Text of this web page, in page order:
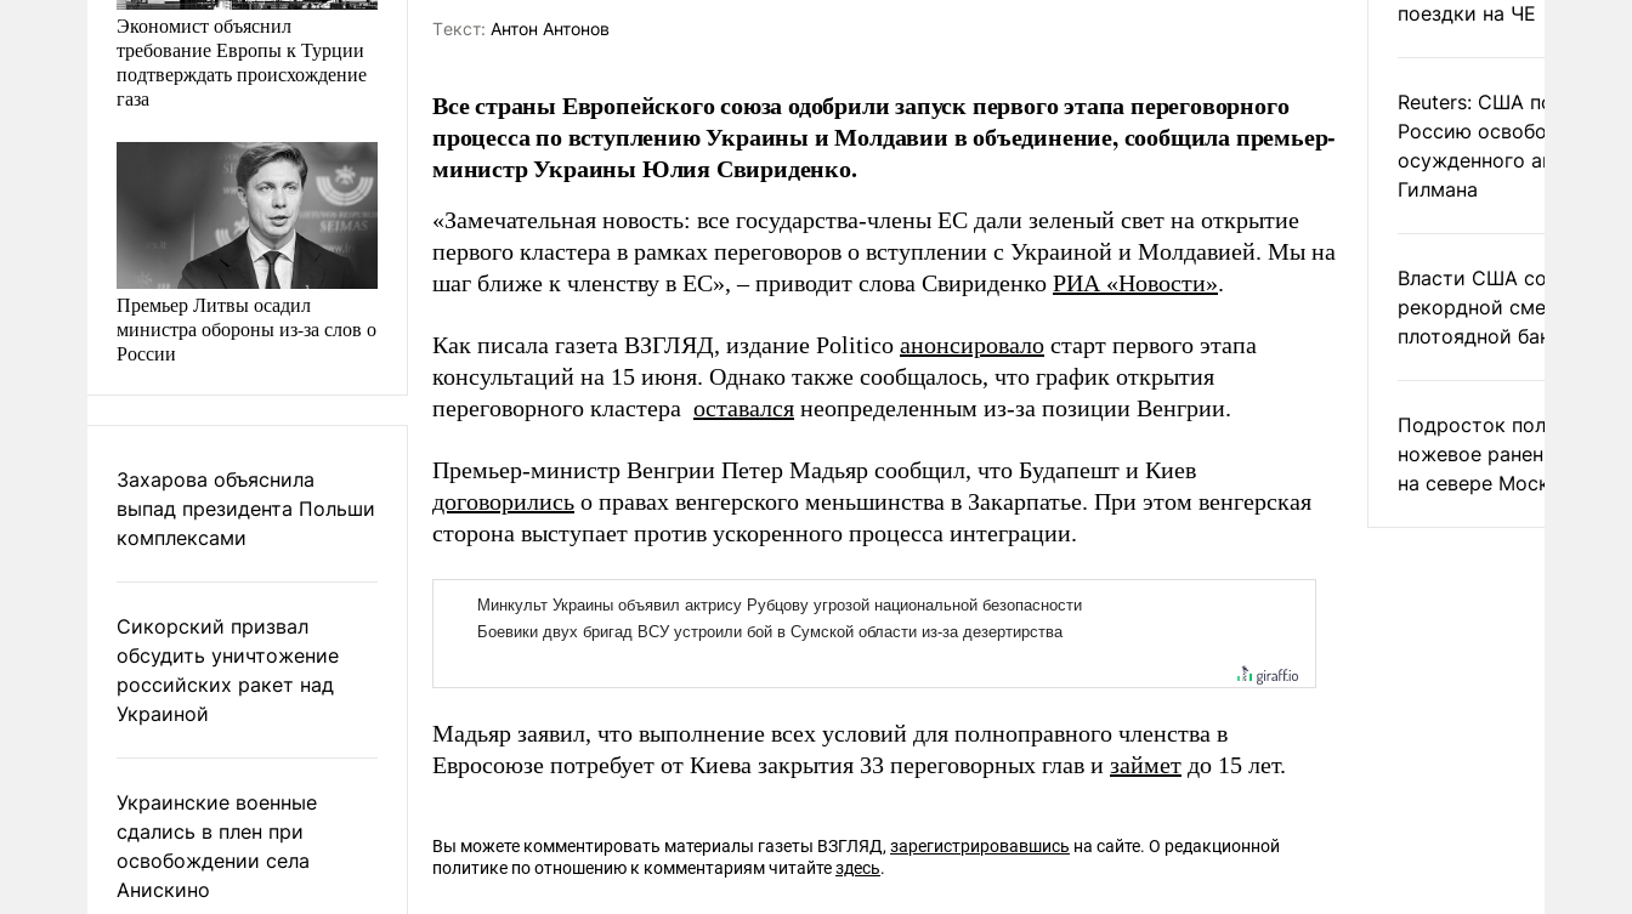
Экономист объяснил
требование Европы к Турции
подтверждать происхождение
газа
Премьер Литвы осадил
министра обороны из-за слов о
России
Захарова объяснила
выпад президента Польши
комплексами
Сикорский призвал
обсудить уничтожение
российских ракет над
Украиной
Украинские военные
сдались в плен при
освобождении села
Анискино
Tекст: Антон Антонов
Все страны Европейского союза одобрили запуск первого этапа переговорного
процесса по вступлению Украины и Молдавии в объединение, сообщила премьер-
министр Украины Юлия Свириденко.
«Замечательная новость: все государства-члены ЕС дали зеленый свет на открытие
первого кластера в рамках переговоров о вступлении с Украиной и Молдавией. Мы на
шаг ближе к членству в ЕС», – приводит слова Свириденко РИА «Новости».
Как писала газета ВЗГЛЯД, издание Politico анонсировало старт первого этапа
консультаций на 15 июня. Однако также сообщалось, что график открытия
переговорного кластера оставался неопределенным из-за позиции Венгрии.
Премьер-министр Венгрии Петер Мадьяр сообщил, что Будапешт и Киев
договорились о правах венгерского меньшинства в Закарпатье. При этом венгерская
сторона выступает против ускоренного процесса интеграции.
Мадьяр заявил, что выполнение всех условий для полноправного членства в
Евросоюзе потребует от Киева закрытия 33 переговорных глав и займет до 15 лет.
Вы можете комментировать материалы газеты ВЗГЛЯД,зарегистрировавшись на сайте. О редакционной
политике по отношению к комментариям читайтездесь.
поездки на ЧЕ
Reuters: США
Россию освободить
осужденного
Гилмана
Власти США сообщили
рекордной смертности
плотоядной бактерии
Подросток получил
ножевое ранение в
на севере Москвы